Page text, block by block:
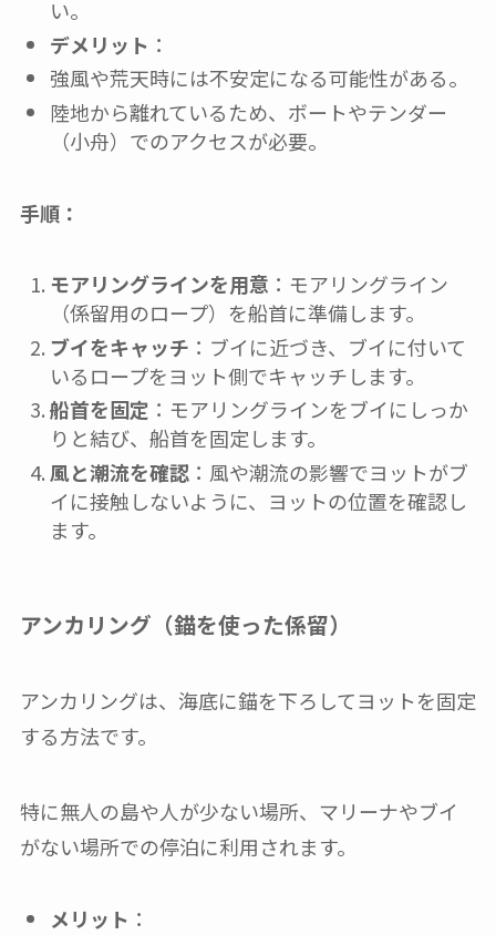
い。
デメリット ：
強風や荒天時には不安定になる可能性がある。
陸地から離れているため、ボートやテンダー
（小舟）でのアクセスが必要。
手順：
モアリングラインを用意 ：モアリングライン
（係留用のロープ）を船首に準備します。
ブイをキャッチ ：ブイに近づき、ブイに付いて
いるロープをヨット側でキャッチします。
船首を固定 ：モアリングラインをブイにしっか
りと結び、船首を固定します。
風と潮流を確認：風や潮流の影響でヨットがブ
イに接触しないように、ヨットの位置を確認し
ます。
アンカリング（錨を使った係留）
アンカリングは、海底に錨を下ろしてヨットを固定
する方法です。
特に無人の島や人が少ない場所、マリーナやブイ
がない場所での停泊に利用されます。
メリット ：